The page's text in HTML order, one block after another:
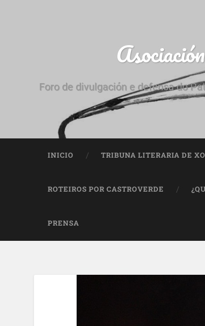
Foro de divulgación e defensa do
INICIO TRIBUNA LITERARIA DE
ROTEIROS POR CASTROVERDE
PRENSA